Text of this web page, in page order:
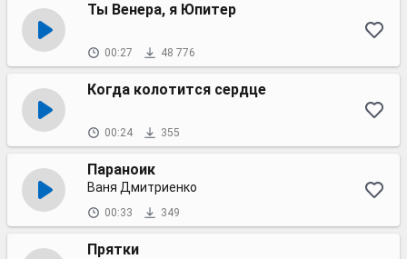
Ты Венера, я Юпитер
00:27 48 776
Когда колотится сердце
00:24 355
Параноик
Ваня Дмитриенко
00:33 349
Прятки